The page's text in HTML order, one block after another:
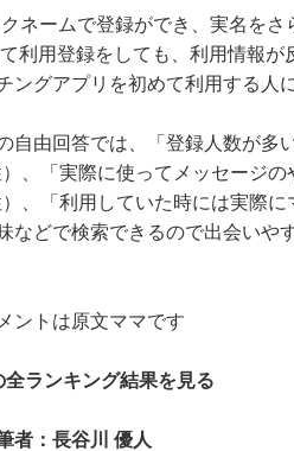
ネームで登録ができ、実名を
利用登録をしても、利用情報
ングアプリを初めて利用する人
自由回答では、「登録人数が多
、「実際に使ってメッセージ
、「利用していた時には実際
などで検索できるので出会いや
ントは原文ママです
全ランキング結果を見る
者：長谷川 優人